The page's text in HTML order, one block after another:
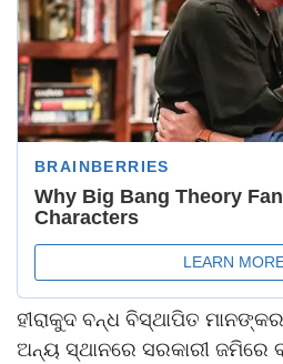
ହୀରାକୁଦ ବନ୍ଧ ବିସ୍ଥାପିତ ମାନଙ୍କର
ଅନ୍ୟ ସ୍ଥାନରେ ସରକାରୀ ଜମିରେ